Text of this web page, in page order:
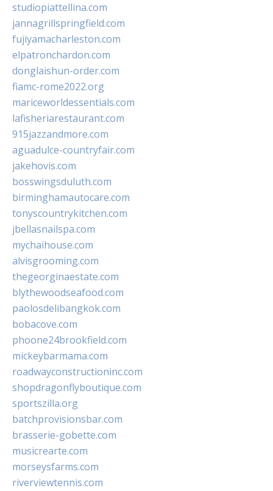
studiopiattellina.com
jannagrillspringfield.com
fujiyamacharleston.com
elpatronchardon.com
donglaishun-order.com
fiamc-rome2022.org
mariceworldessentials.com
lafisheriarestaurant.com
915jazzandmore.com
aguadulce-countryfair.com
jakehovis.com
bosswingsduluth.com
birminghamautocare.com
tonyscountrykitchen.com
jbellasnailspa.com
mychaihouse.com
alvisgrooming.com
thegeorginaestate.com
blythewoodseafood.com
paolosdelibangkok.com
bobacove.com
phoone24brookfield.com
mickeybarmama.com
roadwayconstructioninc.com
shopdragonflyboutique.com
sportszilla.org
batchprovisionsbar.com
brasserie-gobette.com
musicrearte.com
morseysfarms.com
riverviewtennis.com